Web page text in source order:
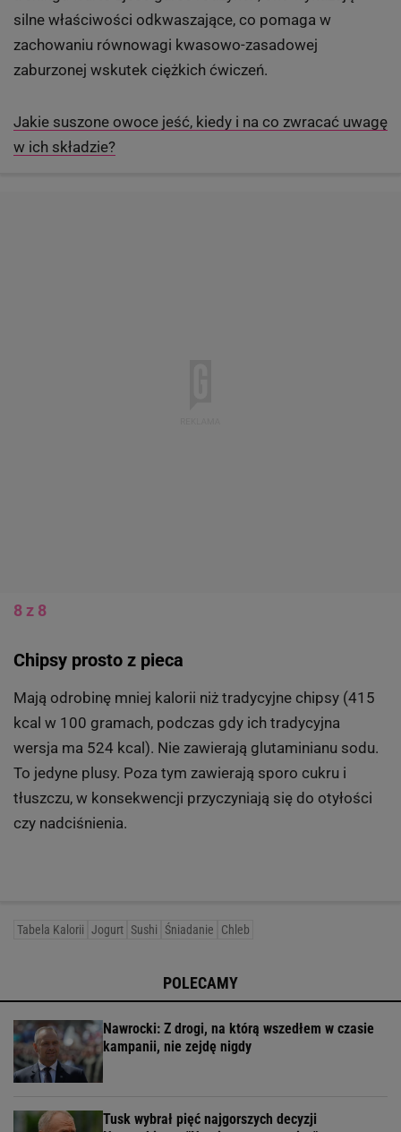
Suszone owoce zawierają prawie tyle samo cennych
składników, jak te świeże. Jednak mają dużo więcej
cukru, a przez to kalorii. Dlatego, jeśli chcesz zrzucić
orzechów i traktuj je jako mały posiłek (jeden z 5 czy 6,
jakie powinnaś zjadać). Dobrze też wybierać
Mają odrobinę mniej kalorii niż tradycyjne chipsy (415
wersja ma 524 kcal). Nie zawierają glutaminianu sodu.
To jedyne plusy. Poza tym zawierają sporo cukru i
tłuszczu, w konsekwencji przyczyniają się do otyłości
czy nadciśnienia.